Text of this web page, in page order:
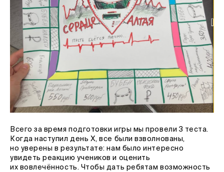
Всего за время подготовки игры мы провели 3 теста.
Когда наступил день Х, все были взволнованы,
но уверены в результате: нам было интересно
увидеть реакцию учеников и оценить
их вовлечённость. Чтобы дать ребятам возможность